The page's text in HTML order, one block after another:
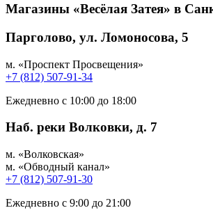
Магазины «Весёлая Затея» в
Парголово, ул. Ломоносова, 5
м. «Проспект Просвещения»
+7 (812) 507-91-34
Ежедневно с 10:00 до 18:00
Наб. реки Волковки, д. 7
м. «Волковская»
м. «Обводный канал»
+7 (812) 507-91-30
Ежедневно с 9:00 до 21:00